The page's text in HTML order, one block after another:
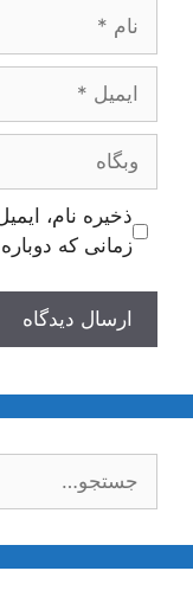
ایمیل
وبگاه
ذخیره نام،
زمانی که